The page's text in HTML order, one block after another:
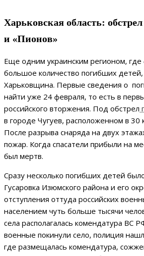
Харьковская область:
и «Пионов»
Еще одним украинским регионом, где
большое количество погибших детей,
Харьковщина. Первые сведения о
найти уже 24 февраля, то есть в
российского вторжения. Под обстрел
в городе Чугуев, расположенном в 30
После разрыва снаряда на двух
пожар. Когда спасатели прибыли на
был мертв.
Сразу несколько погибших детей
Гусаровка Изюмского района и его
отступления оттуда российских
населением чуть больше тысячи
села располагалась комендатура ВС
военные покинули село, полиция
где размещалась комендатура,